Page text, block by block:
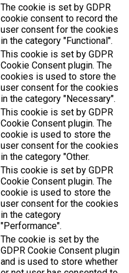
The cookie is set by GDPR
cookie consent to record the
user consent for the cookies
in the category "Functional".
This cookie is set by GDPR
Cookie Consent plugin. The
cookies is used to store the
user consent for the cookies
in the category "Necessary".
This cookie is set by GDPR
Cookie Consent plugin. The
cookie is used to store the
user consent for the cookies
in the category "Other.
This cookie is set by GDPR
Cookie Consent plugin. The
cookie is used to store the
user consent for the cookies
in the category
"Performance".
The cookie is set by the
GDPR Cookie Consent plugin
and is used to store whether